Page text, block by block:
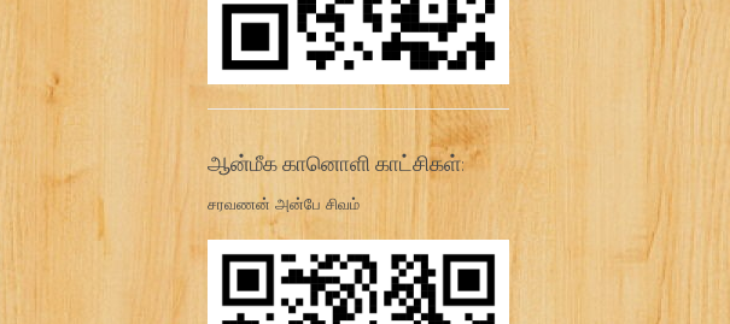
ஆன்மீக கானொளி காட்சிகள்:
சரவணன் அன்பே சிவம்